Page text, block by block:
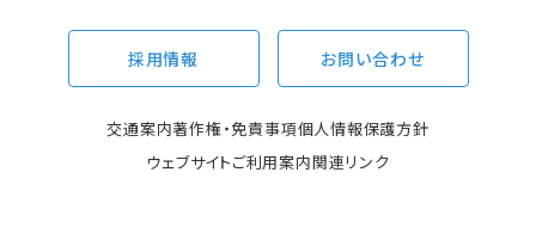
採用情報 お問い合わせ
交通案内著作権・免責事項個人情報保護方針
ウェブサイトご利用案内関連リンク